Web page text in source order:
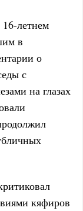
летнем
в
о
с
на глазах
кяфиров